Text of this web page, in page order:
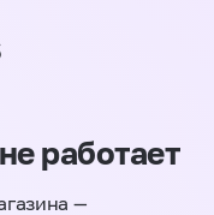
работает
—